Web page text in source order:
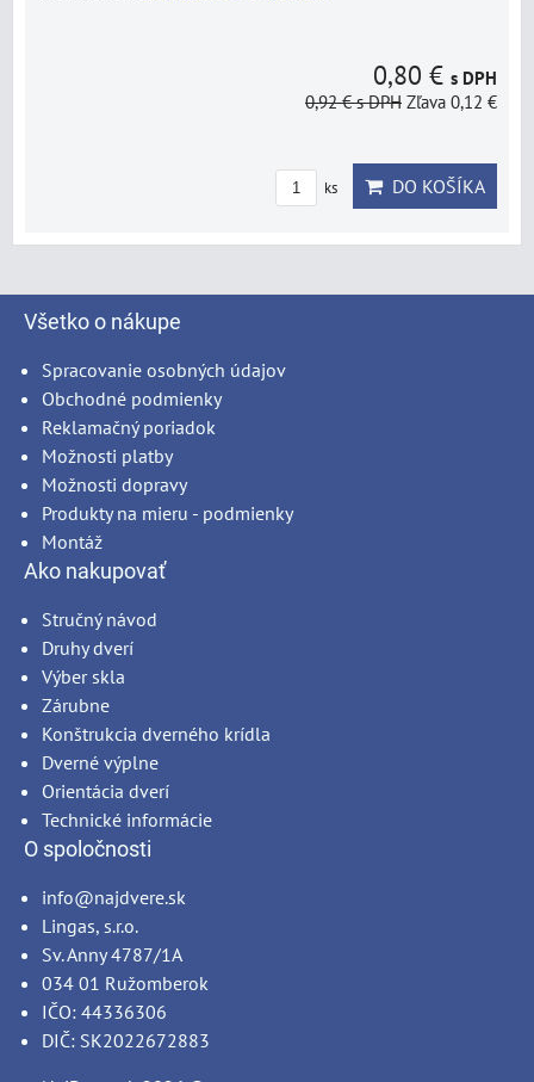
0,80 € s DPH
0,92 €s DPH Zľava 0,12 €
ks DO KOŠÍKA
Všetko o nákupe
Spracovanie osobných údajov
Obchodné podmienky
Reklamačný poriadok
Možnosti platby
Možnosti dopravy
Produkty na mieru - podmienky
Montáž
Ako nakupovať
Stručný návod
Druhy dverí
Výber skla
Zárubne
Konštrukcia dverného krídla
Dverné výplne
Orientácia dverí
Technické informácie
O spoločnosti
info@najdvere.sk
Lingas, s.r.o.
Sv. Anny 4787/1A
034 01 Ružomberok
IČO: 44336306
DIČ: SK2022672883